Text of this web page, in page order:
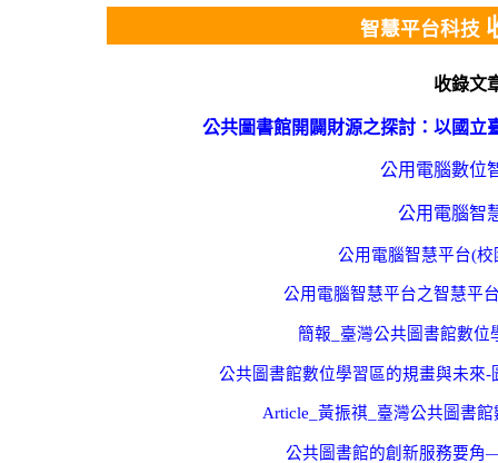
智慧平台科技
收錄文
公共圖書館開闢財源之探討：以國立
公用電腦數位
公用電腦智
公用電腦智慧平台(
公用電腦智慧平台之智慧平
簡報_臺灣公共圖書館數位
公共圖書館數位學習區的規畫與未來
Article_黃振祺_臺灣公共圖書
公共圖書館的創新服務要角